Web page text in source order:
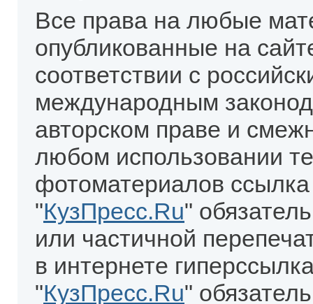
Все права на любые
опубликованные на
соответствии с
международным
авторском праве и
любом использовании
фотоматериалов
"КузПресс.Ru"
или частичной
в интернете
"КузПресс.Ru"